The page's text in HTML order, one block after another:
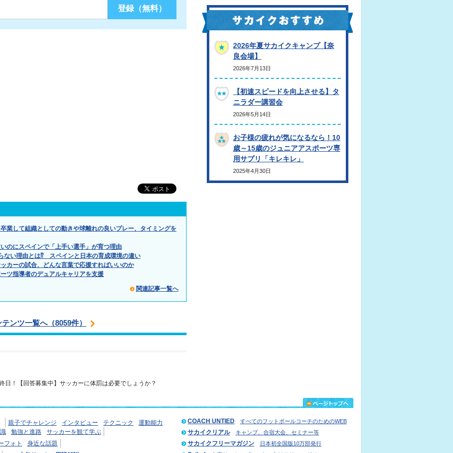
業して組織としての動きや球離れの良いプレー、タイミングを
のにスペインで「上手い選手」が育つ理由
ない理由とは⁉ スペインと日本の育成環境の違い
カーの試合、どんな言葉で応援すればいいのか
ツ指導者のデュアルキャリアを支援
関連記事一覧へ
ンツ一覧へ（8059件）
日！【回答募集中】サッカーに体罰は必要でしょうか？
2026年夏サカイクキャンプ【奈
良会場】
2026年7月13日
【初速スピードを向上させる】タ
ニラダー講習会
2026年5月14日
お子様の疲れが気になるなら！10
歳～15歳のジュニアアスポーツ専
用サプリ「キレキレ」
2025年4月30日
親子でチャレンジ インタビュー テクニック
運動能力
勉強と進路
サッカーを観て学ぶ
フォト
身近な話題
COACH UNTIED すべてのフットボールコーチのためのWEB
サカイクリアル キャンプ、合宿大会、セミナー等
サカイクフリーマガジン 日本初全国版10万部発行